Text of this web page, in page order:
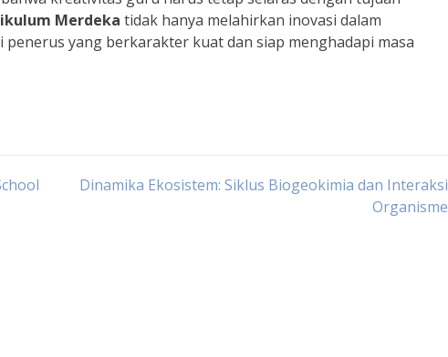
Merdeka tidak hanya melahirkan inovasi dalam
yang berkarakter kuat dan siap menghadapi masa
Dinamika Ekosistem: Siklus Biogeokimia dan Interaksi
Organisme